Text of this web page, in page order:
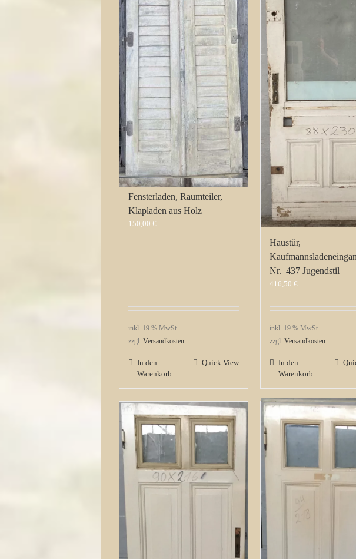
Fensterladen, Raumteiler,
Klapladen aus Holz
150,00 €
inkl. 19 % MwSt.
zzgl. Versandkosten
In den
Warenkorb
Quick View
Haustür,
Nr. 437 Jugendstil
416,50 €
inkl. 19 % MwSt.
zzgl. Versandkosten
In den
Warenkorb